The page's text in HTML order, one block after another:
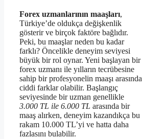
Forex uzmanlarının maaşları,
Türkiye’de oldukça değişkenlik
gösterir ve birçok faktöre bağlıdır.
Peki, bu maaşlar neden bu kadar
farklı? Öncelikle deneyim seviyesi
büyük bir rol oynar. Yeni başlayan bir
forex uzmanı ile yılların tecrübesine
sahip bir profesyonelin maaşı arasında
ciddi farklar olabilir. Başlangıç
seviyesinde bir uzman genellikle
3.000 TL ile 6.000 TL arasında bir
maaş alırken, deneyim kazandıkça bu
rakam 10.000 TL’yi ve hatta daha
fazlasını bulabilir.